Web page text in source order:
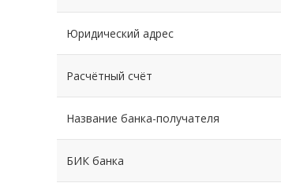
Юридический адрес
Расчётный счёт
Название банка-получателя
БИК банка